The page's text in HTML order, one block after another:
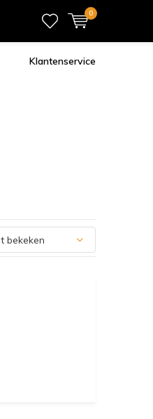
0
Klantenservice